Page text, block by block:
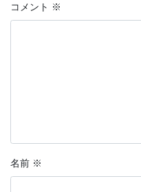
コメント ※
名前 ※